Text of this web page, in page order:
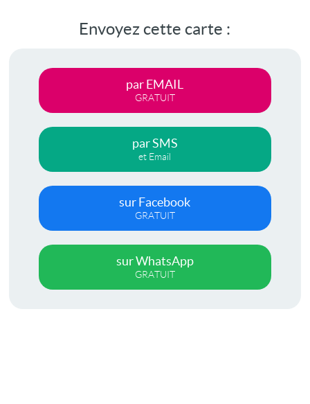
vidéo
Envoyez cette carte :
par EMAIL
GRATUIT
par SMS
et Email
sur Facebook
GRATUIT
sur WhatsApp
GRATUIT